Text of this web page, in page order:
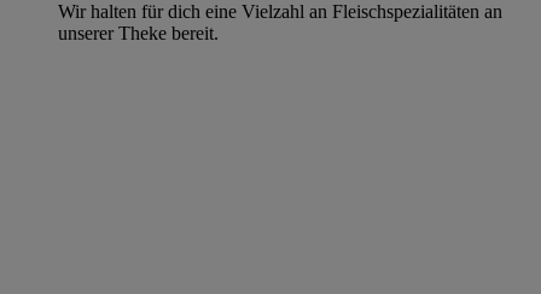
Wir halten für dich eine Vielzahl an Fleischspezialitäten an
unserer Theke bereit.